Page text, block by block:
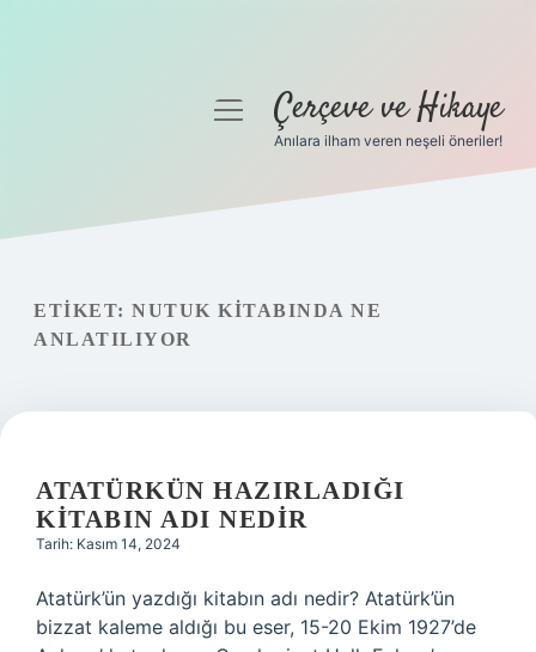
Gizlilik Politikası
Hakkımızda
menüyüÇerçeve ve Hikaye
Anılara ilham veren neşeli öneriler!
ETIKET: NUTUK KITABINDA NE
ANLATILIYOR
ATATÜRKÜN HAZIRLADIĞI
KITABIN ADI NEDIR
Tarih: Kasım 14, 2024
Atatürk’ün yazdığı kitabın adı nedir? Atatürk’ün
bizzat kaleme aldığı bu eser, 15-20 Ekim 1927’de